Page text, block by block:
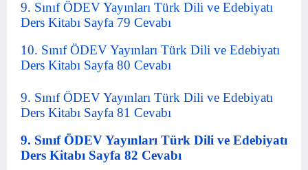
9. Sınıf ÖDEV Yayınları Türk Dili ve Edebiyatı
Ders Kitabı Sayfa 79 Cevabı
10. Sınıf ÖDEV Yayınları Türk Dili ve Edebiyatı
Ders Kitabı Sayfa 80 Cevabı
9. Sınıf ÖDEV Yayınları Türk Dili ve Edebiyatı
Ders Kitabı Sayfa 81 Cevabı
9. Sınıf ÖDEV Yayınları Türk Dili ve Edebiyatı
Ders Kitabı Sayfa 82 Cevabı